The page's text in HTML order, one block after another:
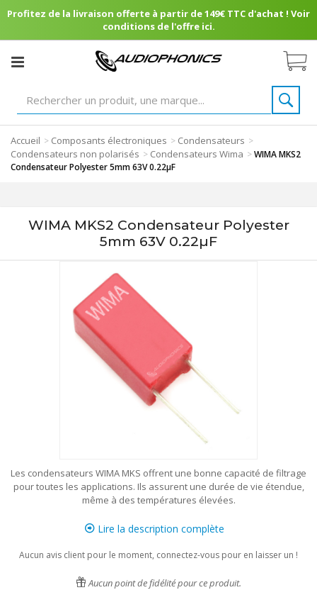
Profitez de la livraison offerte à partir de 149€ TTC d'achat ! Voir
conditions de l'offre ici.
Accueil > Composants électroniques > Condensateurs >
Condensateurs non polarisés > Condensateurs Wima >WIMA MKS2
Condensateur Polyester 5mm 63V 0.22µF
WIMA MKS2 Condensateur Polyester
5mm 63V 0.22µF
Les condensateurs WIMA MKS offrent une bonne capacité de filtrage
pour toutes les applications. Ils assurent une durée de vie étendue,
même à des températures élevées.
Lire la description complète
Aucun avis client pour le moment, connectez-vous pour en laisser un !
Aucun point de fidélité pour ce produit.